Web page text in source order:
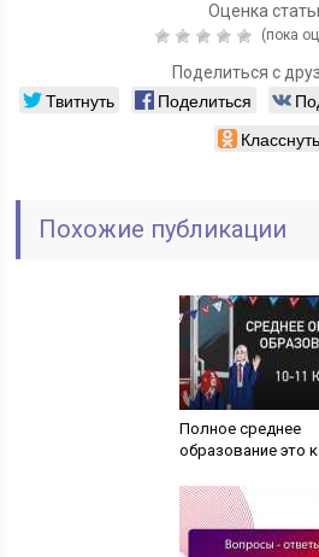
Оценка
(пока
Поделиться с
Твитнуть Поделиться
Класснуть
Похожие публикации
Полное среднее
образование это